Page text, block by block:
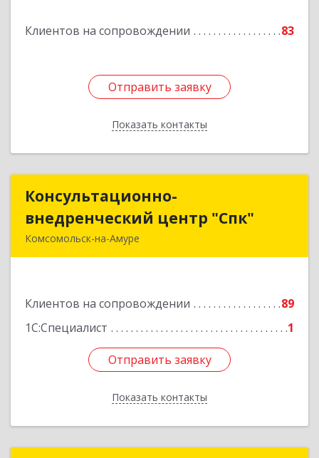
Клиентов на сопровождении 83
Отправить заявку
Показать контакты
Подробнее
Отправить заявку
Назад
Консультационно-
внедренческий центр "Спк"
Комсомольск-на-Амуре
Клиентов на сопровождении
89
1С:Специалист
1
Отправить заявку
Показать контакты
Консультационно-
внедренческий центр "Спк"
Подробнее
Отправить заявку
Назад